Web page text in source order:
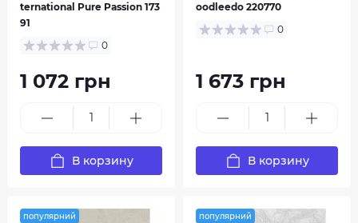
ternational Pure Passion 173
91
0
1 072 грн
В корзину
oodleedo 220770
0
1 673 грн
В корзину
популярний популярний